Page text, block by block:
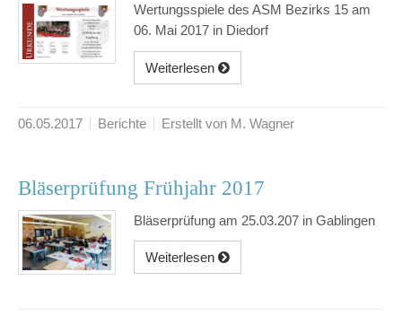
Wertungsspiele des ASM Bezirks 15 am
06. Mai 2017 in Diedorf
Weiterlesen
06.05.2017 Berichte Erstellt von M. Wagner
Bläserprüfung Frühjahr 2017
Bläserprüfung am 25.03.207 in Gablingen
Weiterlesen